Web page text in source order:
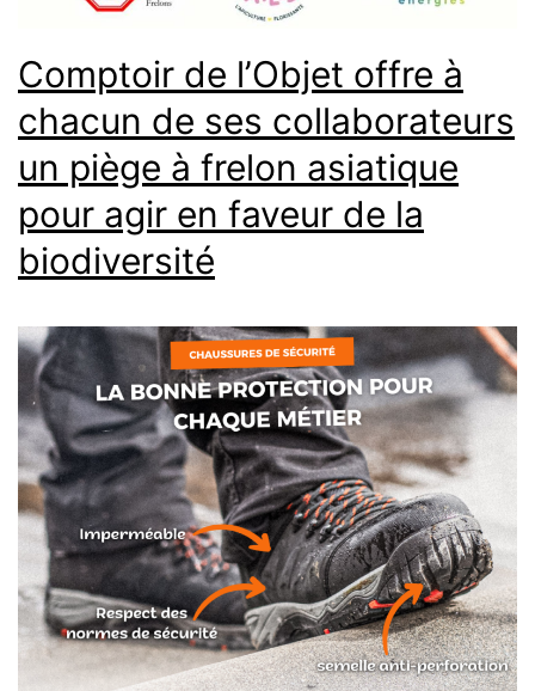
Comptoir de l’Objet offre à
chacun de ses collaborateurs
un piège à frelon asiatique
pour agir en faveur de la
biodiversité